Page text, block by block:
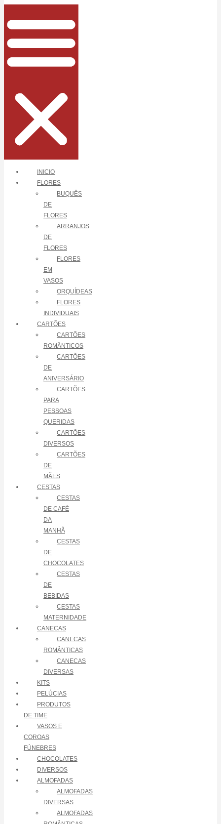
INICIO
FLORES
BUQUÊS
DE
FLORES
ARRANJOS
DE
FLORES
FLORES
EM
VASOS
ORQUÍDEAS
FLORES
INDIVIDUAIS
CARTÕES
CARTÕES
ROMÂNTICOS
CARTÕES
DE
ANIVERSÁRIO
CARTÕES
PARA
PESSOAS
QUERIDAS
CARTÕES
DIVERSOS
CARTÕES
DE
MÃES
CESTAS
CESTAS
DE CAFÉ
DA
MANHÃ
CESTAS
DE
CHOCOLATES
CESTAS
DE
BEBIDAS
CESTAS
MATERNIDADE
CANECAS
CANECAS
ROMÂNTICAS
CANECAS
DIVERSAS
KITS
PELÚCIAS
PRODUTOS
DE TIME
VASOS E
COROAS
FÚNEBRES
CHOCOLATES
DIVERSOS
ALMOFADAS
ALMOFADAS
DIVERSAS
ALMOFADAS